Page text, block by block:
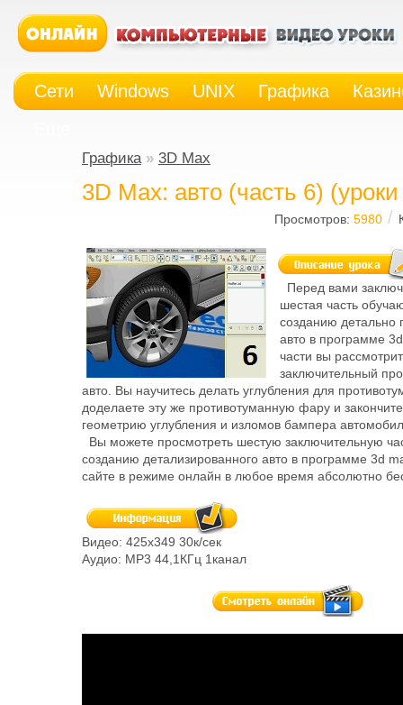
Сети Windows UNIX Графика
Графика» 3D Max
3D Max: авто (часть 6)
Просмотров: 5980 /
Перед вами
шестая часть
созданию детально
авто в программе
части вы
заключительный
авто. Вы научитесь делать углубления для
доделаете эту же противотуманную фару и
геометрию углубления и изломов бампера
Вы можете просмотреть шестую заключительную
созданию детализированного авто в программе 3d
сайте в режиме онлайн в любое время абсолютно
Видео: 425х349 30к/сек
Аудио: MP3 44,1КГц 1канал